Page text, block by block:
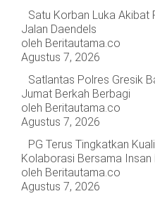
REDAKSI
TENTANG
KAMI
KERJASAMA
PEDOMAN
MEDIA
CYBER
Satu Korban Luka Akibat
Jalan Daendels
oleh Beritautama.co
Agustus 7, 2026
Satlantas Polres Gresik
Jumat Berkah Berbagi
oleh Beritautama.co
Agustus 7, 2026
PG Terus Tingkatkan
Kolaborasi Bersama Insan
oleh Beritautama.co
Agustus 7, 2026